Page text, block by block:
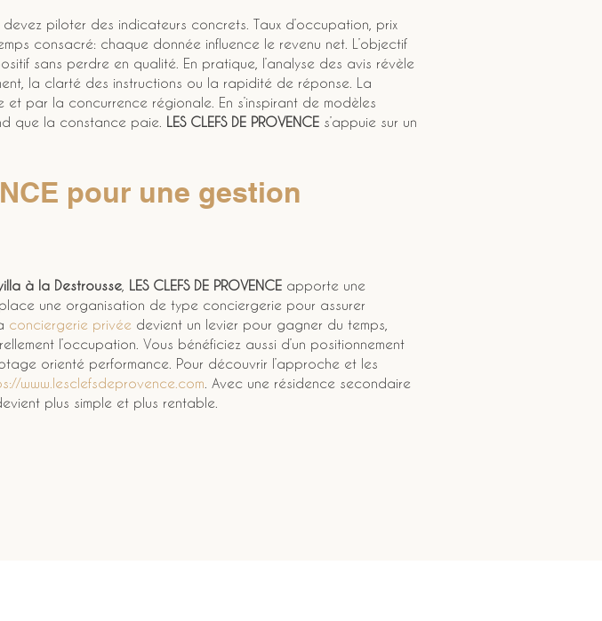
devez piloter des indicateurs concrets. Taux d’occupation, prix
consacré: chaque donnée influence le revenu net. L’objectif
sans perdre en qualité. En pratique, l’analyse des avis révèle
la clarté des instructions ou la rapidité de réponse. La
par la concurrence régionale. En s’inspirant de modèles
que la constance paie. LES CLEFS DE PROVENCE s’appuie sur un
pour une gestion
à la Destrousse LES CLEFS DE PROVENCE apporte une
une organisation de type conciergerie pour assurer
conciergerie privée devient un levier pour gagner du temps,
l’occupation. Vous bénéficiez aussi d’un positionnement
orienté performance. Pour découvrir l’approche et les
www.lesclefsdeprovence.com . Avec une résidence secondaire
plus simple et plus rentable.